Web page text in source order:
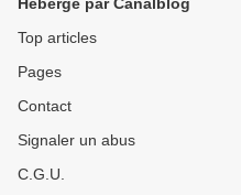
Top articles
Pages
Contact
Signaler un abus
C.G.U.